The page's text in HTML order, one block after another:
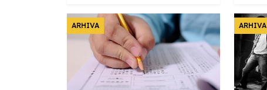
ARHIVA ARHIVA